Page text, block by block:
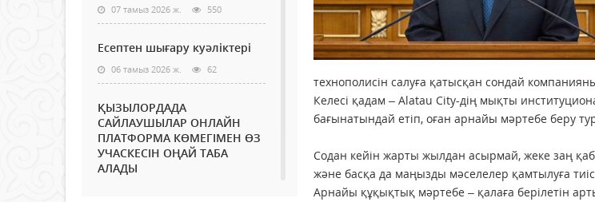
07 тамыз 2026 ж. 550
Есептен шығару куәліктері
06 тамыз 2026 ж. 62
ҚЫЗЫЛОРДАДА
САЙЛАУШЫЛАР ОНЛАЙН
ПЛАТФОРМА КӨМЕГІМЕН ӨЗ
УЧАСКЕСІН ОҢАЙ ТАБА
АЛАДЫ
технополисін салуға қатысқан сондай
Келесі қадам – Alatau City-дің мықты
бағынатындай етіп, оған арнайы мәртебе беру
Содан кейін жарты жылдан асырмай, жеке заң
және басқа да маңызды мәселелер қамтылуға
Арнайы құқықтық мәртебе – қалаға берілетін